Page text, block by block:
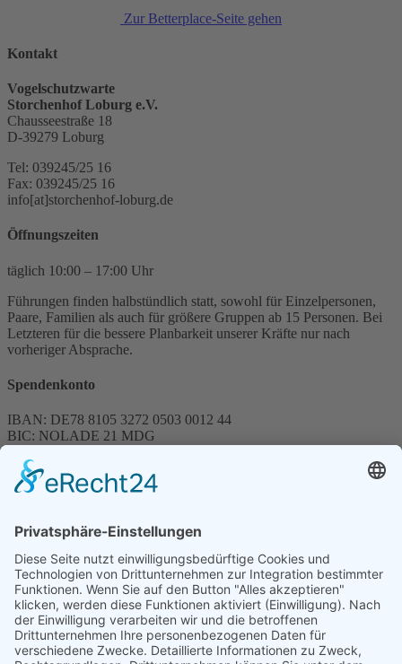
Zur Betterplace-Seite gehen
Kontakt
Vogelschutzwarte
Storchenhof Loburg e.V.
Chausseestraße 18
D-39279 Loburg
Tel: 039245/25 16
Fax: 039245/25 16
info[at]storchenhof-loburg.de
Öffnungszeiten
täglich 10:00 – 17:00 Uhr
Führungen finden halbstündlich statt, sowohl für Einzelpersonen,
Paare, Familien als auch für größere Gruppen ab 15 Personen. Bei
Letzteren für die bessere Planbarkeit unserer Kräfte nur nach
vorheriger Absprache.
Spendenkonto
IBAN: DE78 8105 3272 0503 0012 44
BIC: NOLADE 21 MDG
Spenden können steuerlich abgesetzt werden
Förderung
© 1987 – 2025
Storchenhof Loburg e.V.
Alle Rechte vorbehalten.